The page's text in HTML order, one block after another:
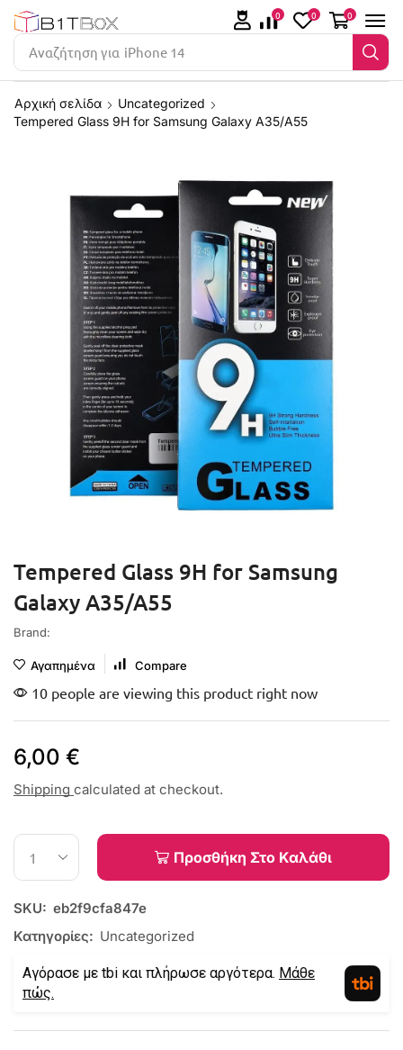
Αναζήτηση για iPhone 14
0 0 0
Αρχική σελίδα
Uncategorized
Tempered Glass 9H for Samsung Galaxy A35/A55
Tempered Glass 9H for Samsung
Galaxy A35/A55
Brand:
Αγαπημένα Compare
10 people are viewing this product right now
6,00 €
Shipping calculated at checkout.
Προσθήκη Στο Καλάθι
SKU: eb2f9cfa847e
Κατηγορίες: Uncategorized
Αγόρασε με tbi και πλήρωσε αργότερα. Μάθε
πώς.